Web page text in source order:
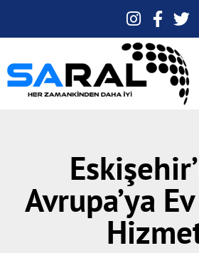
Avrupa’ya